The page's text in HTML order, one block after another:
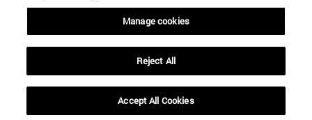
Manage cookies
Reject All
Accept All Cookies